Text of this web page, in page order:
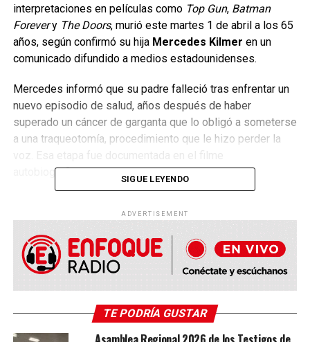
interpretaciones en películas como Top Gun, Batman
Forevery The Doors, murió este martes 1 de abril a los 65
años, según confirmó su hija Mercedes Kilmer en un
comunicado difundido a medios estadounidenses.
Mercedes informó que su padre falleció tras enfrentar un
nuevo episodio de salud, años después de haber
superado un cáncer de garganta que lo obligó a someterse
a una traqueotomía, procedimiento que le hizo perder la
autobiográficoVal, estrenado en 2021.
La enfermedad que acabó con
la vida de Val Kilmer
Según explicó su hija, la causa de la muerte fue
se desconoce si pasó sus últimas horas de vida en un
hospital o en su hogar.
SIGUE LEYENDO
ADVERTISEMENT
TE PODRÍA GUSTAR